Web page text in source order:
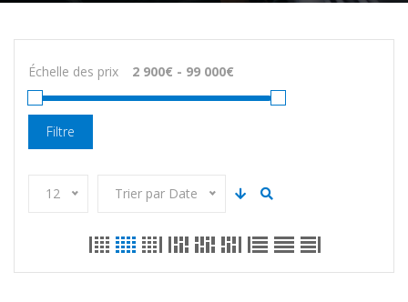
Échelle des prix
Filtre
12 Trier par Date